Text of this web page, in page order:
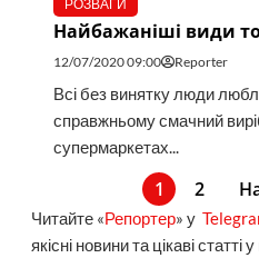
РОЗВАГИ
Найбажаніші види
12/07/2020 09:00 Reporter
Всі без винятку люди
справжньому смачний
супермаркетах...
1 2
Читайте «Репортер» у
якісні новини та цікаві